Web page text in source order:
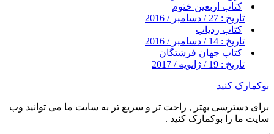
کتاب اربعین ختوم
تاریخ : 27 / دسامبر / 2016
کتاب ردیاب
تاریخ : 14 / دسامبر / 2016
کتاب جهان فرشتگان
تاریخ : 19 / ژانویه / 2017
بوکمارک کنید
برای دسترسی بهتر , راحت تر و سریع تر به سایت ما می توانید وب
سایت ما را بوکمارک کنید .